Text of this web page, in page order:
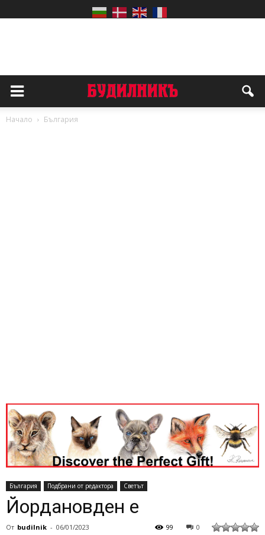
Начало България
България Подбрани от редактора Светът
Йордановден е
От budilnik - 06/01/2023 0
99